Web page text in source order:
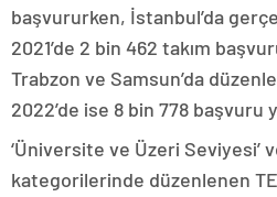
başvururken, İstanbul’da
2021’de 2 bin 462 takım
Trabzon ve Samsun’da
2022’de ise 8 bin 778 başvuru
‘Üniversite ve Üzeri Seviyesi’
kategorilerinde düzenlenen